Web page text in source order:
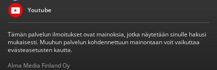
Youtube
Tämän palvelun ilmoitukset ovat mainoksia, jotka näytetään sinulle hakusi
mukaisesti. Muuhun palvelun kohdennettuun mainontaan voit vaikuttaa
evästeasetusten kautta.
Alma Media Finland Oy